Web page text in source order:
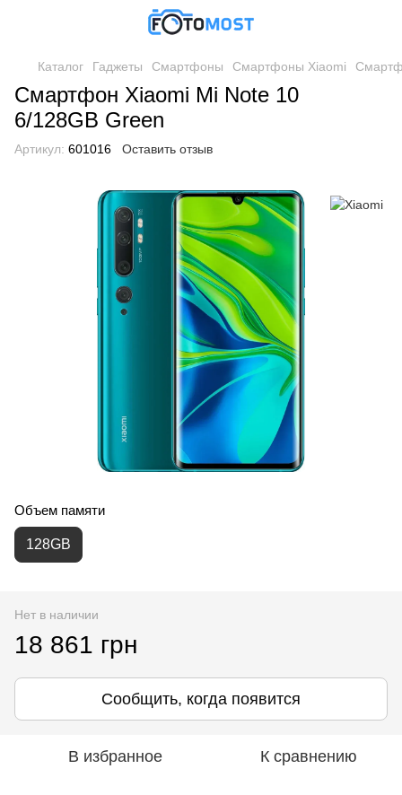
Каталог Гаджеты Смартфоны Смартфоны Xiaomi
Смартфон Xiaomi Mi Note 10
6/128GB Green
Артикул: 601016 Оставить отзыв
Объем памяти
128GB
Нет в наличии
18 861 грн
Сообщить, когда появится
В избранное К сравнению